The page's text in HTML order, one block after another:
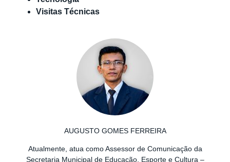
Visitas Técnicas
AUGUSTO GOMES FERREIRA
Atualmente, atua como Assessor de Comunicação da
Secretaria Municipal de Educação, Esporte e Cultura –